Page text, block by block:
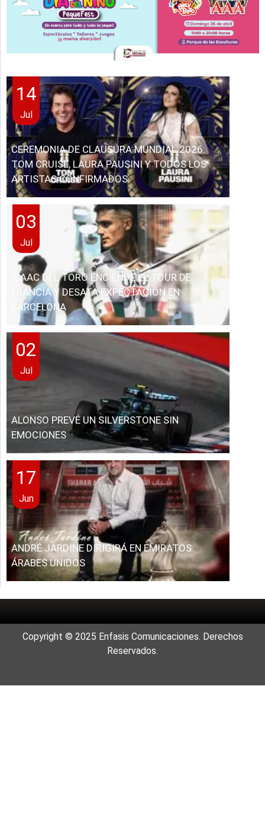
14
Jul
CEREMONIA DE CLAUSURA MUNDIAL 2026:
TOM CRUISE, LAURA PAUSINI Y TODOS LOS
ARTISTAS CONFIRMADOS
03
Jul
ISAAC DEL TORO ENCIENDE EL TOUR DE
FRANCIA Y DESATA EXPECTACIÓN EN
BARCELONA
02
Jul
ALONSO PREVÉ UN SILVERSTONE SIN
EMOCIONES
17
Jun
ANDRÉ JARDINE DIRIGIRÁ EN EMIRATOS
ÁRABES UNIDOS
Copyright © 2025 Enfasis Comunicaciones. Derechos
Reservados.